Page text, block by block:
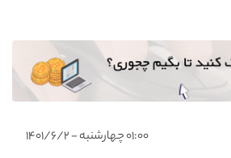
۰۱:۰۰ چهارشنبه - ۱۴۰۱/۶/۲